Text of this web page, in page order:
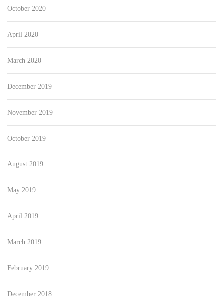
October 2020
April 2020
March 2020
December 2019
November 2019
October 2019
August 2019
May 2019
April 2019
March 2019
February 2019
December 2018